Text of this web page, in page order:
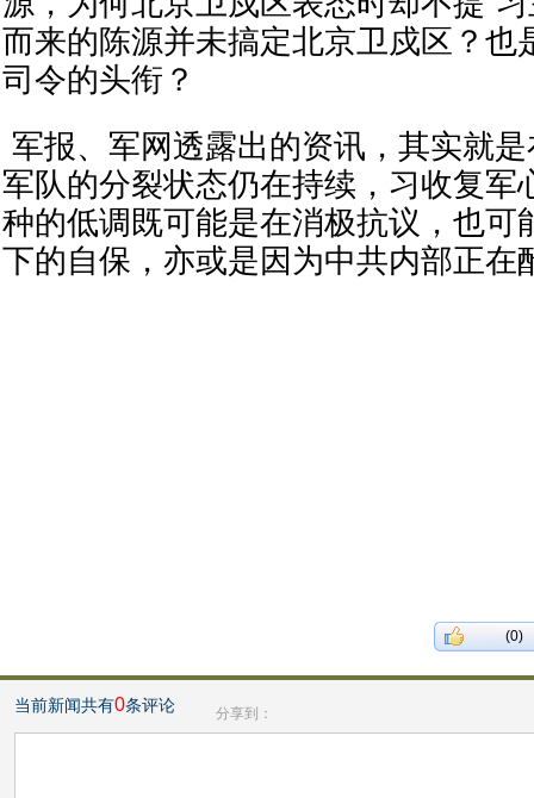
而来的陈源并未搞定北京卫戍区？也
司令的头衔？
军报、军网透露出的资讯，其实就
军队的分裂状态仍在持续，习收复军
种的低调既可能是在消极抗议，也可
下的自保，亦或是因为中共内部正在
(0)
当前新闻共有0条评论 分享到：